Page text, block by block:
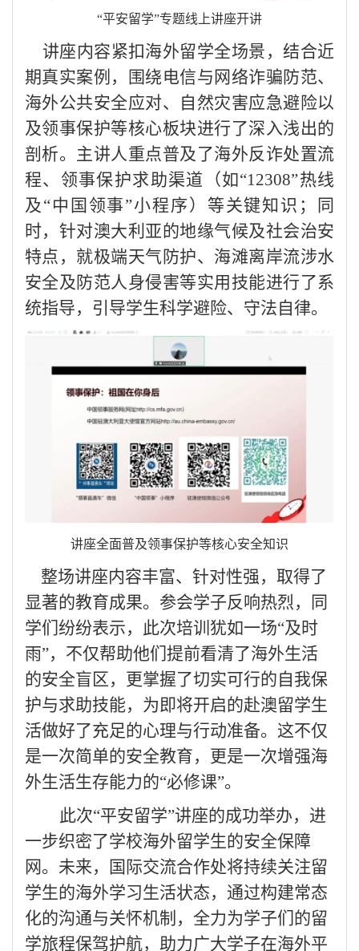
“平安留学”专题线上讲座开讲
讲座内容紧扣海外留学全场景，结合近
期真实案例，围绕电信与网络诈骗防范、
海外公共安全应对、自然灾害应急避险以
及领事保护等核心板块进行了深入浅出的
剖析。主讲人重点普及了海外反诈处置流
程、领事保护求助渠道（如“12308”热线
及“中国领事”小程序）等关键知识；同
时，针对澳大利亚的地缘气候及社会治安
特点，就极端天气防护、海滩离岸流涉水
安全及防范人身侵害等实用技能进行了系
统指导，引导学生科学避险、守法自律。
讲座全面普及领事保护等核心安全知识
整场讲座内容丰富、针对性强，取得了
显著的教育成果。参会学子反响热烈，同
学们纷纷表示，此次培训犹如一场“及时
雨”，不仅帮助他们提前看清了海外生活
的安全盲区，更掌握了切实可行的自我保
护与求助技能，为即将开启的赴澳留学生
活做好了充足的心理与行动准备。这不仅
是一次简单的安全教育，更是一次增强海
外生活生存能力的“必修课”。
此次“平安留学”讲座的成功举办，进
一步织密了学校海外留学生的安全保障
网。未来，国际交流合作处将持续关注留
学生的海外学习生活状态，通过构建常态
化的沟通与关怀机制，全力为学子们的留
学旅程保驾护航，助力广大学子在海外平